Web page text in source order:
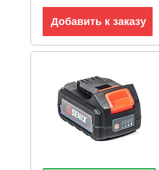
Добавить к заказу